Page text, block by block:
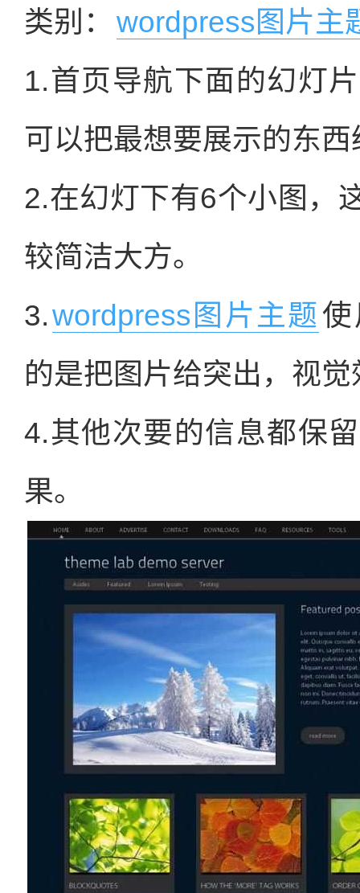
类别： wordpress图片主
1.首页导航下面的幻灯
可以把最想要展示的东
2.在幻灯下有6个小图，
较简洁大方。
3.wordpress图片主题
的是把图片给突出，视
4.其他次要的信息都保
果。